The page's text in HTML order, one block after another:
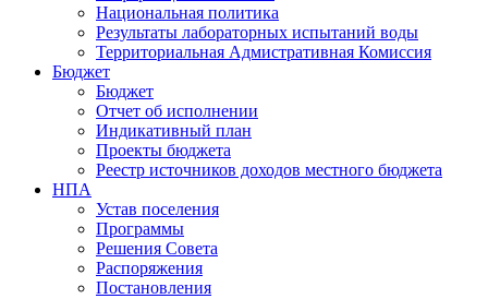
Национальная политика
Результаты лабораторных испытаний воды
Территориальная Адмистративная Комиссия
Бюджет
Бюджет
Отчет об исполнении
Индикативный план
Проекты бюджета
Реестр источников доходов местного бюджета
НПА
Устав поселения
Программы
Решения Совета
Распоряжения
Постановления